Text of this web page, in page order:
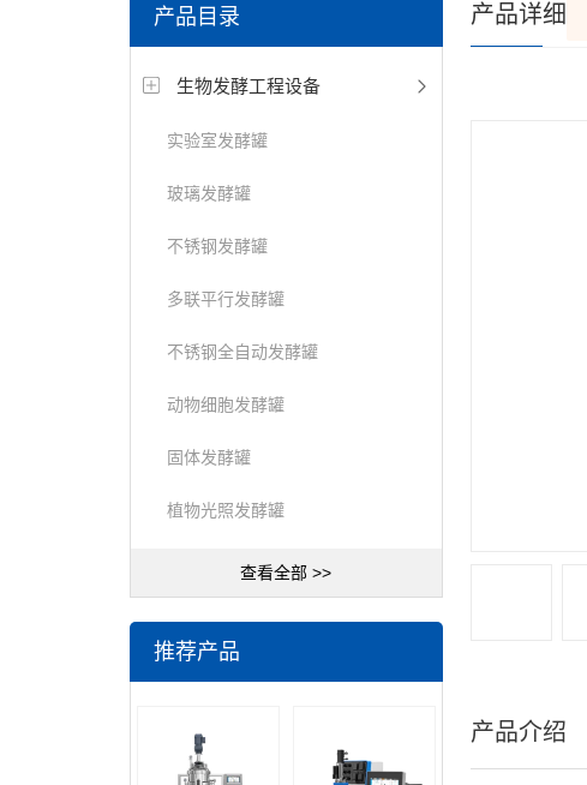
产品目录
生物发酵工程设备
实验室发酵罐
玻璃发酵罐
不锈钢发酵罐
多联平行发酵罐
不锈钢全自动发酵罐
动物细胞发酵罐
固体发酵罐
植物光照发酵罐
查看全部 >>
推荐产品
产品详细页
产品介绍